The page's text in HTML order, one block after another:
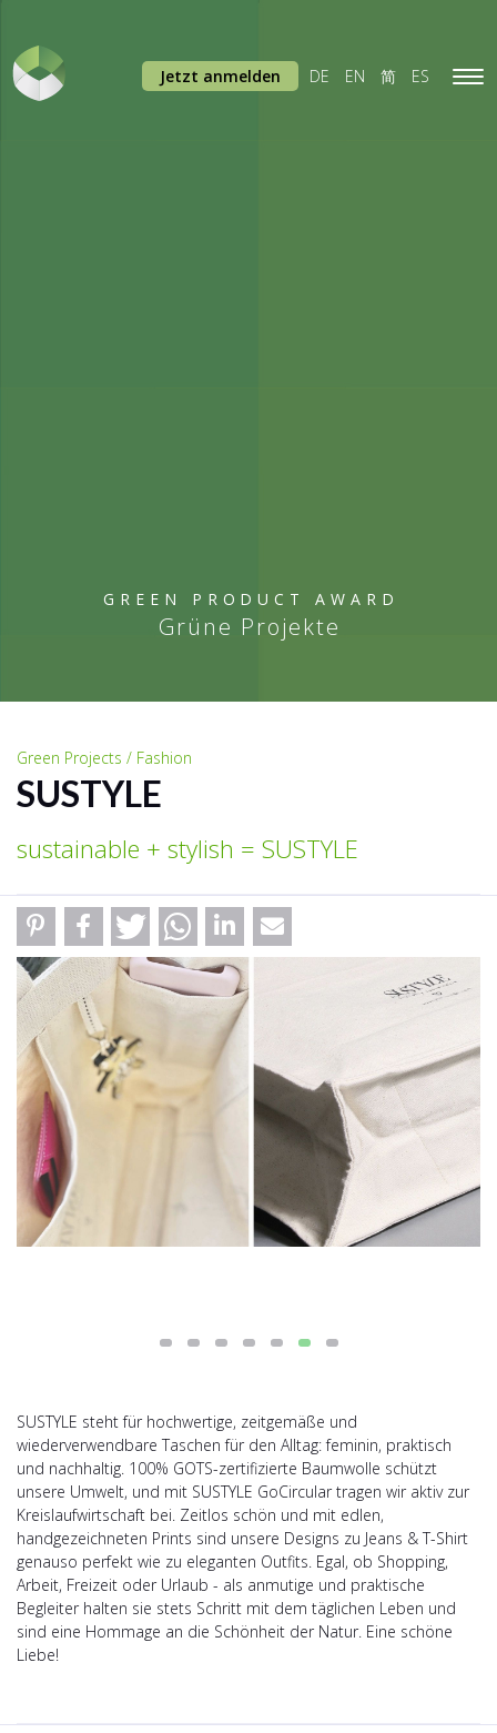
GREEN PRODUCT AWARD
Grüne Projekte
Jetzt anmelden DE EN 简 ES
Green Projects / Fashion
SUSTYLE
sustainable + stylish = SUSTYLE
SUSTYLE steht für hochwertige, zeitgemäße und
wiederverwendbare Taschen für den Alltag: feminin, praktisch
und nachhaltig. 100% GOTS-zertifizierte Baumwolle schützt
unsere Umwelt, und mit SUSTYLE GoCircular tragen wir aktiv zur
Kreislaufwirtschaft bei. Zeitlos schön und mit edlen,
handgezeichneten Prints sind unsere Designs zu Jeans & T-Shirt
genauso perfekt wie zu eleganten Outfits. Egal, ob Shopping,
Arbeit, Freizeit oder Urlaub - als anmutige und praktische
Begleiter halten sie stets Schritt mit dem täglichen Leben und
sind eine Hommage an die Schönheit der Natur. Eine schöne
Liebe!